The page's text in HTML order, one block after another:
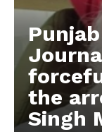
the
Singh